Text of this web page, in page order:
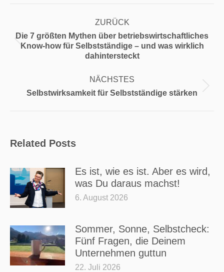
ZURÜCK
Vorheriger
Beitrag:
Die 7 größten Mythen über betriebswirtschaftliches
Know-how für Selbstständige – und was wirklich
dahintersteckt
NÄCHSTES
Nächster
Selbstwirksamkeit für Selbstständige stärken
Related Posts
Es ist, wie es ist. Aber es wird,
was Du daraus machst!
6. August 2026
Sommer, Sonne, Selbstcheck:
Fünf Fragen, die Deinem
Unternehmen guttun
22. Juli 2026